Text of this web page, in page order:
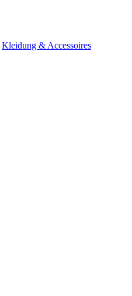
Kleidung & Accessoires